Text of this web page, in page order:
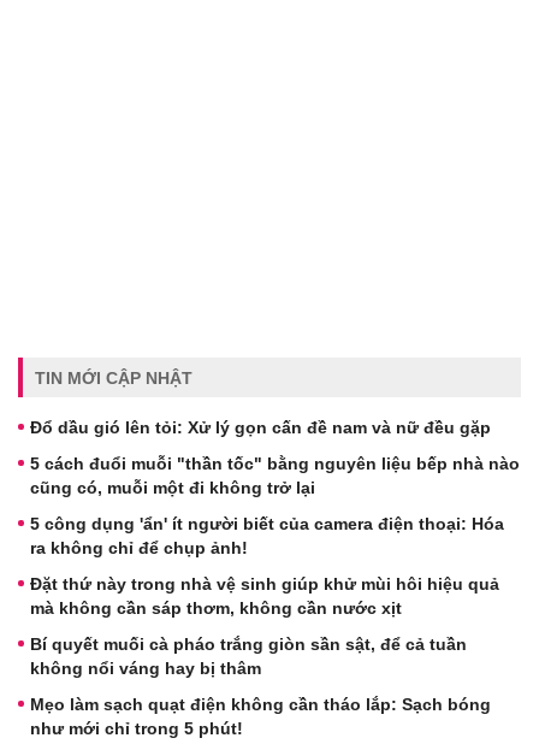
TIN MỚI CẬP NHẬT
Đổ dầu gió lên tỏi: Xử lý gọn cấn đề nam và nữ đều gặp
5 cách đuổi muỗi "thần tốc" bằng nguyên liệu bếp nhà nào
cũng có, muỗi một đi không trở lại
5 công dụng 'ẩn' ít người biết của camera điện thoại: Hóa
ra không chỉ để chụp ảnh!
Đặt thứ này trong nhà vệ sinh giúp khử mùi hôi hiệu quả
mà không cần sáp thơm, không cần nước xịt
Bí quyết muối cà pháo trắng giòn sần sật, để cả tuần
không nổi váng hay bị thâm
Mẹo làm sạch quạt điện không cần tháo lắp: Sạch bóng
như mới chỉ trong 5 phút!